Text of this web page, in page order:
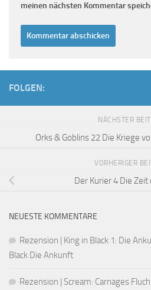
meinen nächsten Kommentar
FOLGEN:
NÄCHSTER
Orks & Goblins 22 Die Kriege
VORHERIGER
Der Kurier 4 Die Zeit
NEUESTE KOMMENTARE
Rezension | King in Black 1: Die
Black Die Ankunft
Rezension | Scream: Carnages